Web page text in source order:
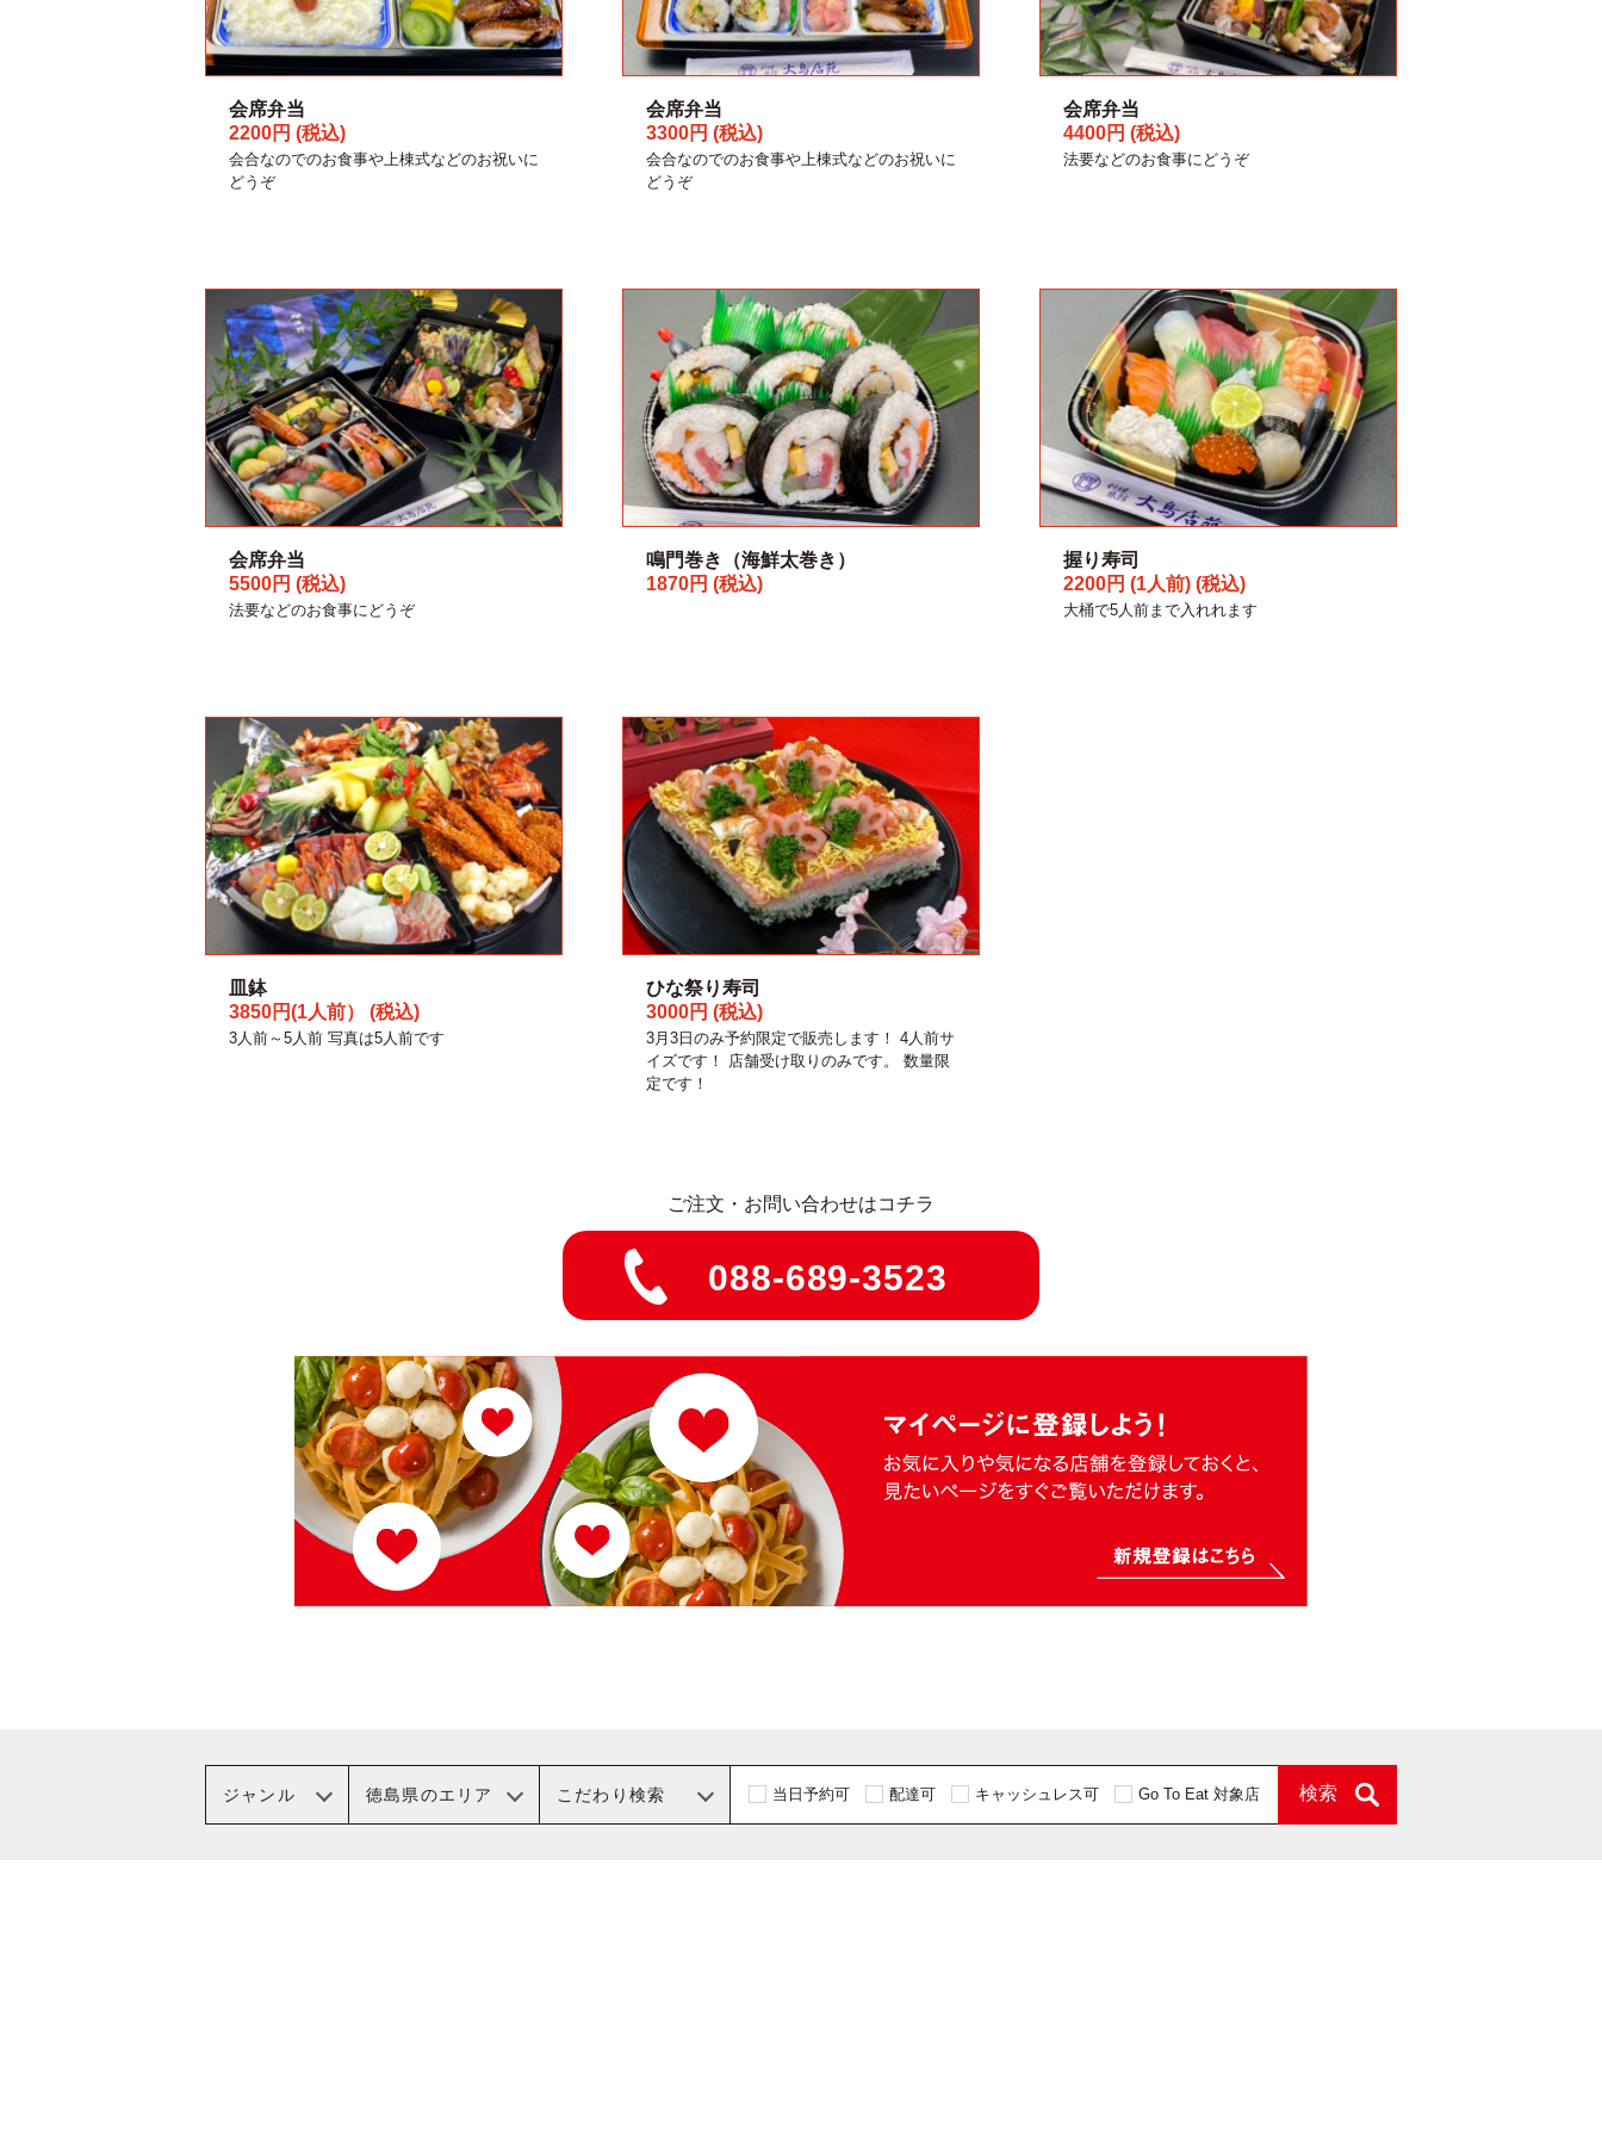
会席弁当
2200円 (税込)
会合なのでのお食事や上棟式などのお祝いに
どうぞ
会席弁当
3300円 (税込)
会合なのでのお食事や上棟式などのお祝いに
どうぞ
会席弁当
4400円 (税込)
法要などのお食事にどうぞ
会席弁当
5500円 (税込)
法要などのお食事にどうぞ
鳴門巻き（海鮮太巻き）
1870円 (税込)
握り寿司
2200円 (1人前) (税込)
大桶で5人前まで入れれます
皿鉢
3850円(1人前） (税込)
3人前～5人前 写真は5人前です
ひな祭り寿司
3000円 (税込)
3月3日のみ予約限定で販売します！ 4人前サ
イズです！ 店舗受け取りのみです。 数量限
定です！
ご注文・お問い合わせはコチラ
088-689-3523
ジャンル 徳島県のエリア こだわり検索 当日予約可 配達可 キャッシュレス可 Go To Eat 対象店 検索